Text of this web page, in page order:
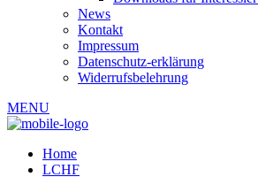
News
Kontakt
Impressum
Datenschutz-erklärung
Widerrufsbelehrung
MENU
Home
LCHF